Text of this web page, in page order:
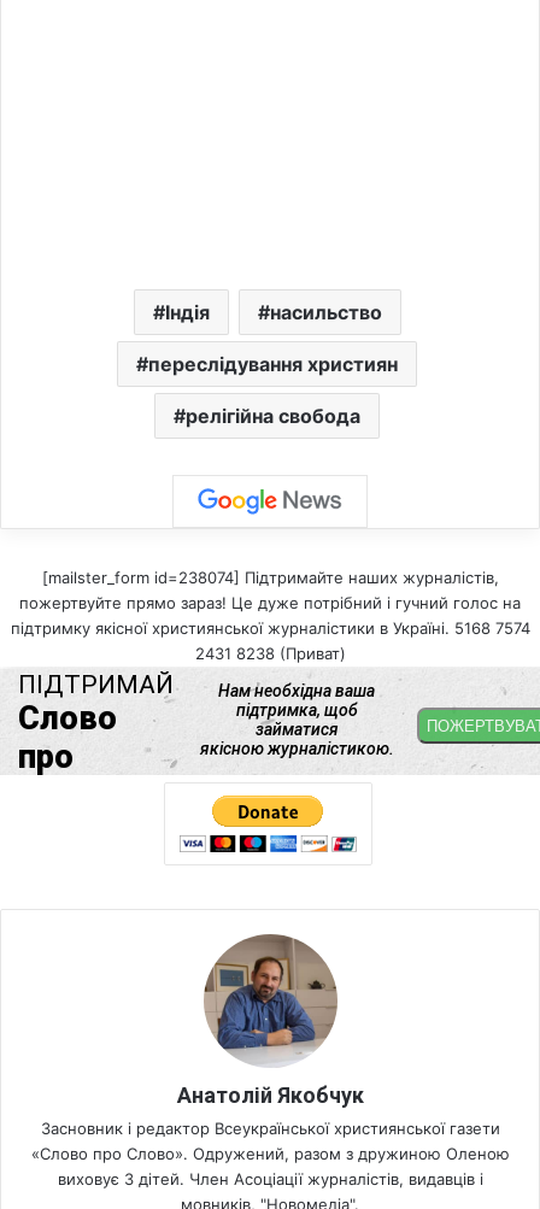
Індія насильство
переслідування християн
релігійна свобода
[mailster_form id=238074] Підтримайте наших журналістів,
пожертвуйте прямо зараз! Це дуже потрібний і гучний голос на
підтримку якісної християнської журналістики в Україні. 5168 7574
2431 8238 (Приват)
Анатолій Якобчук
Засновник і редактор Всеукраїнської християнської газети
«Слово про Слово». Одружений, разом з дружиною Оленою
виховує 3 дітей. Член Асоціації журналістів, видавців і
мовників, "Новомедіа".